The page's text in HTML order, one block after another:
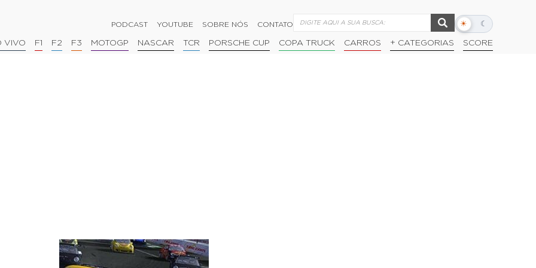
PODCAST YOUTUBE SOBRE NÓS CONTATO ☀ ☾
Alternar
escuro
VIVO F1 F2 F3 MOTOGP NASCAR TCR PORSCHE CUP COPA TRUCK CARROS + CATEGORIAS SCORE